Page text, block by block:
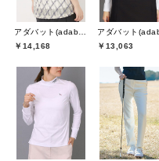
￥14,168
￥13,063